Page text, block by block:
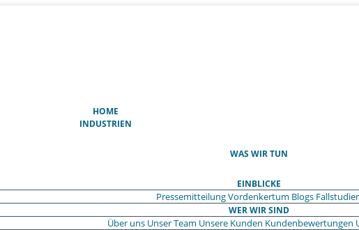
HOME
INDUSTRIEN
WAS WIR TUN
EINBLICKE
PressemitteilungVordenkertum Blogs
WER WIR SIND
Über uns Unser Team Unsere Kunden Kundenbewertungen